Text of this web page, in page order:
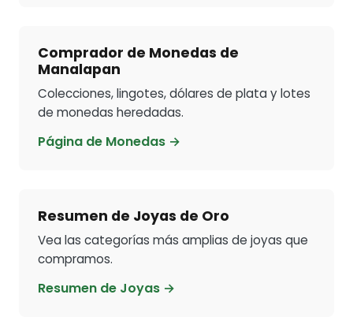
Comprador de Monedas de
Manalapan
Colecciones, lingotes, dólares de plata y lotes
de monedas heredadas.
Página de Monedas →
Resumen de Joyas de Oro
Vea las categorías más amplias de joyas que
compramos.
Resumen de Joyas →